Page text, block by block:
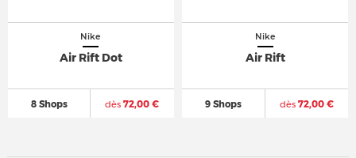
Nike
Air Rift Dot
8 Shops dès 72,00 €
Nike
Air Rift
9 Shops dès72,00 €